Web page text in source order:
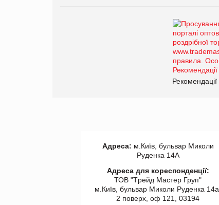
Рекомендації
Адреса: м.Київ, бульвар Миколи
Руденка 14А
Адреса для кореспонденції:
ТОВ "Tрейд Мастер Груп"
м.Київ, бульвар Миколи Руденка 14а,
2 поверх, оф 121, 03194